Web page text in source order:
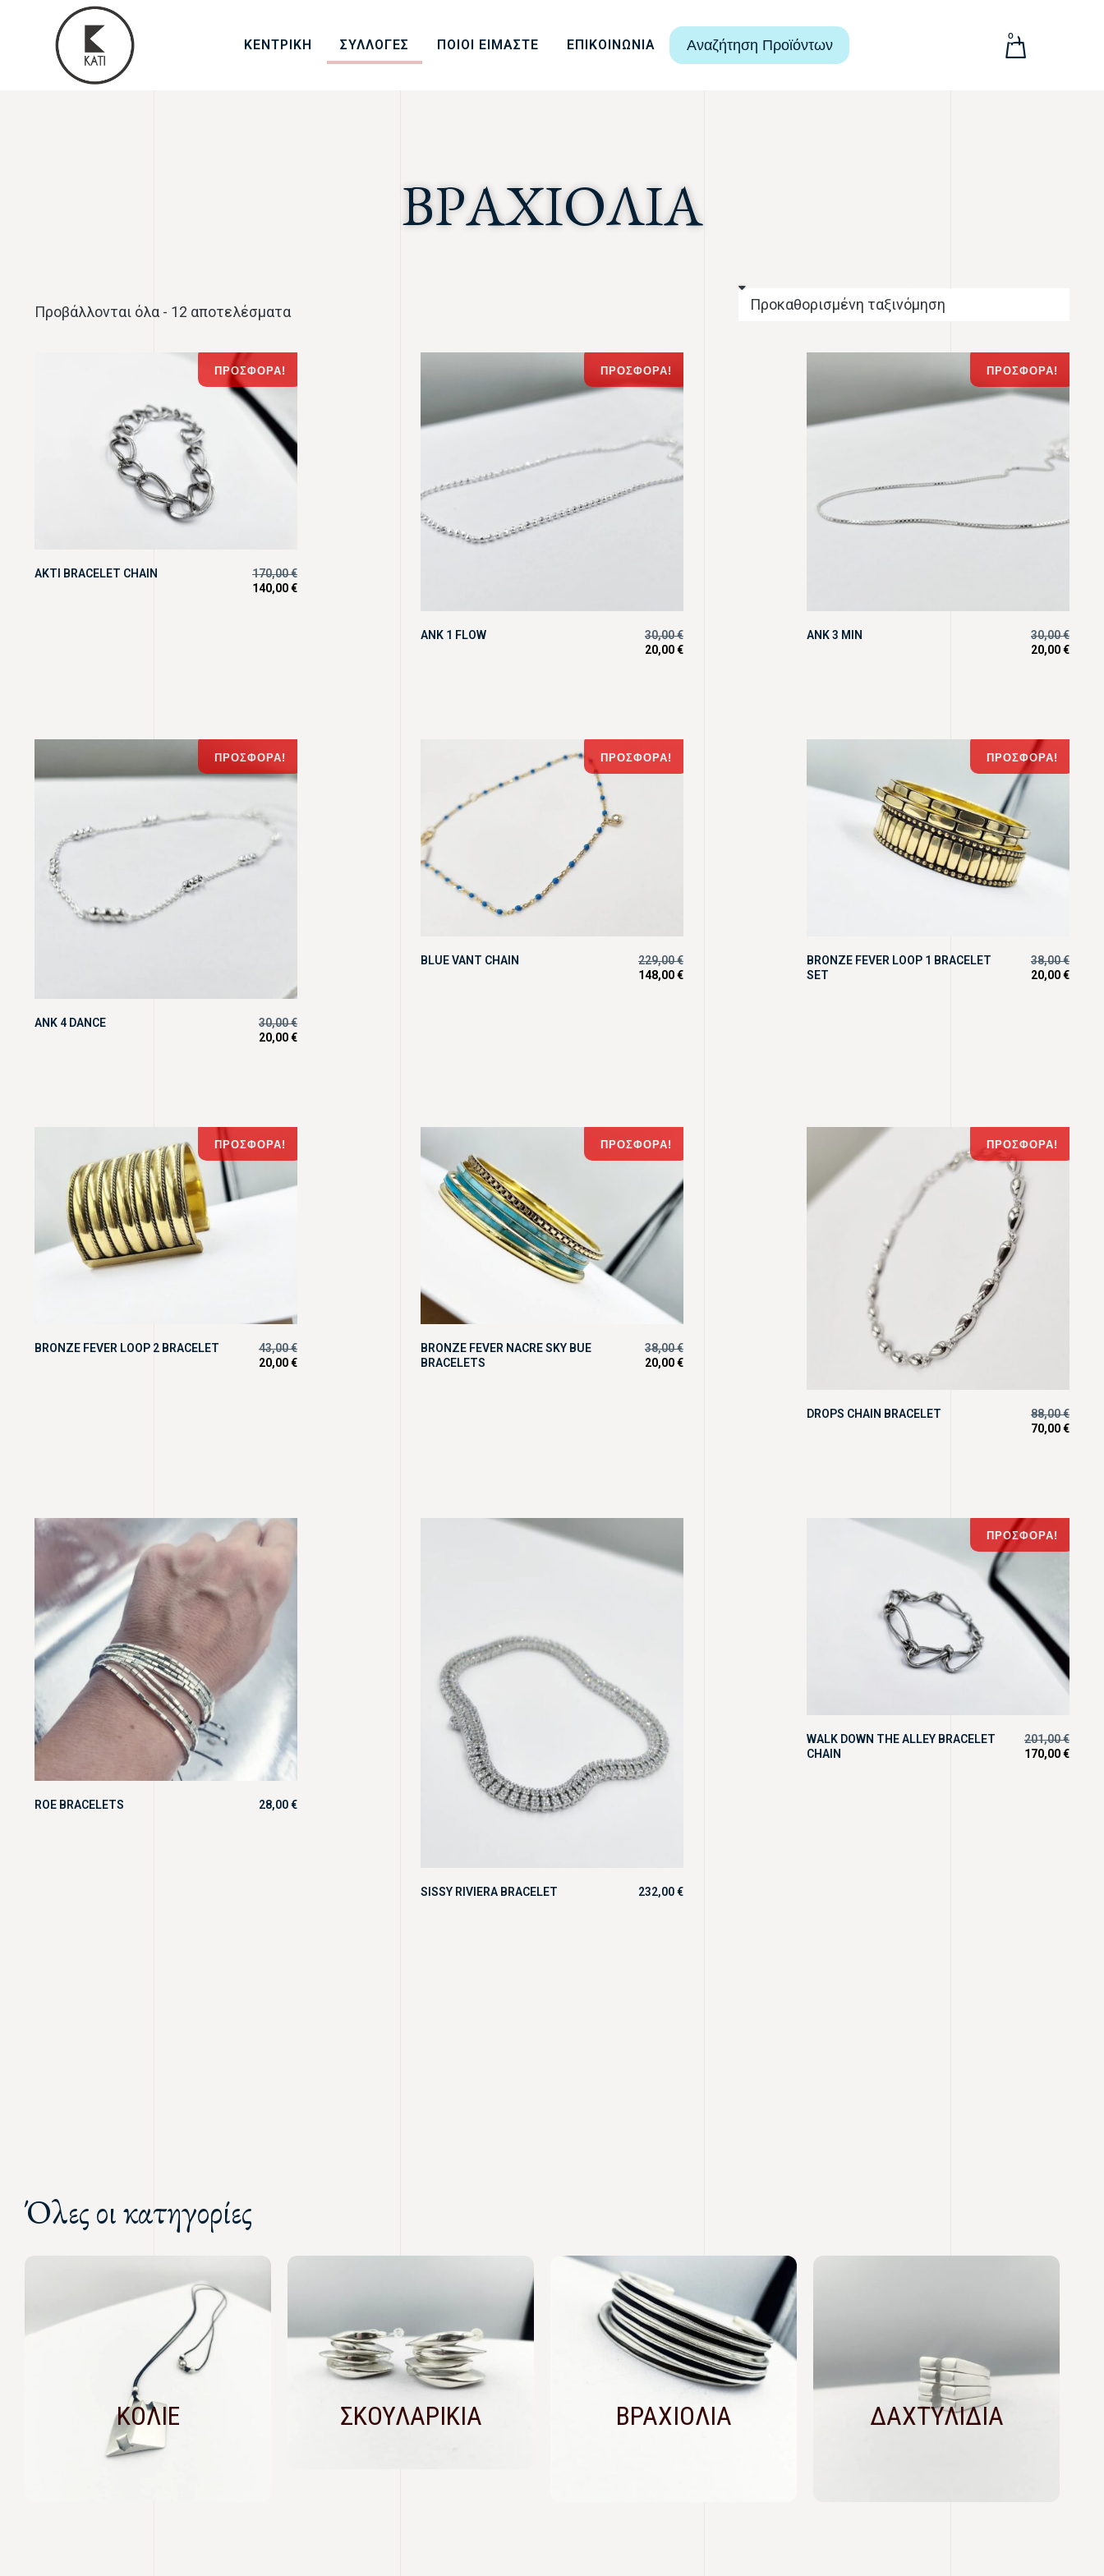
ΚΕΝΤΡΙΚΗ ΣΥΛΛΟΓΕΣ ΠΟΙΟΙ ΕΙΜΑΣΤΕ ΕΠΙΚΟΙΝΩΝΙΑ Αναζήτηση Προϊόντων
0
ΒΡΑΧΙΟΛΙΑ
Προβάλλονται όλα - 12 αποτελέσματα
ΠΡΟΣΦΟΡΆ!
AKTI BRACELET CHAIN 170,00€
140,00€
ΠΡΟΣΦΟΡΆ!
ANK 1 FLOW 30,00€
20,00€
ΠΡΟΣΦΟΡΆ!
ANK 3 MIN 30,00€
20,00€
ΠΡΟΣΦΟΡΆ!
ANK 4 DANCE 30,00€
20,00€
ΠΡΟΣΦΟΡΆ!
BLUE VANT CHAIN 229,00€
148,00€
ΠΡΟΣΦΟΡΆ!
BRONZE FEVER LOOP 1 BRACELET
SET
38,00€
20,00€
ΠΡΟΣΦΟΡΆ!
BRONZE FEVER LOOP 2 BRACELET 43,00€
20,00€
ΠΡΟΣΦΟΡΆ!
BRONZE FEVER NACRE SKY BUE
BRACELETS
38,00€
20,00€
ΠΡΟΣΦΟΡΆ!
DROPS CHAIN BRACELET 88,00€
70,00€
ROE BRACELETS 28,00€
SISSY RIVIERA BRACELET 232,00€
ΠΡΟΣΦΟΡΆ!
WALK DOWN THE ALLEY BRACELET
CHAIN
201,00€
170,00€
Όλες οι κατηγορίες
ΚΟΛΙΕ ΣΚΟΥΛΑΡΙΚΙΑ ΒΡΑΧΙΟΛΙΑ ΔΑΧΤΥΛΙΔΙΑ